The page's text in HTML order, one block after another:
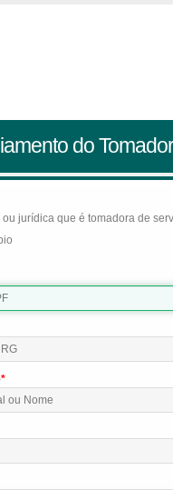
do
ou jurídica que é tomadora de